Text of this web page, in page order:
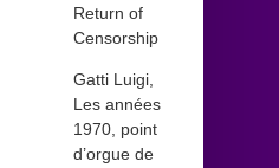
Return of
Censorship
Gatti Luigi,
Les années
1970, point
d’orgue de